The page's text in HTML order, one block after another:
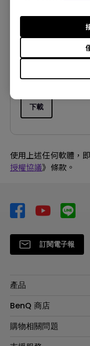
版本:
檔案大小:109.93 KB
下載
使用上述任何軟體，
授權協議》條款。
訂閱電子報
產品
大型液晶
投影機
智慧照明
BenQ 商店
最新產品與活動
購物相關問題
第一次購物就上手